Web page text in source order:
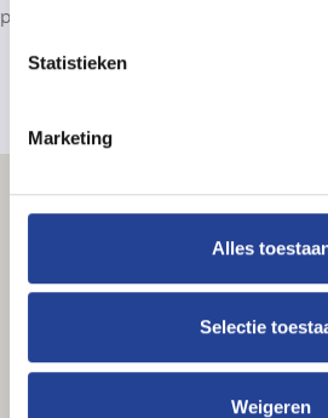
Statistieken
Marketing
Alles
Selectie
Weigeren
polis AXA 730.390.160. Lid van